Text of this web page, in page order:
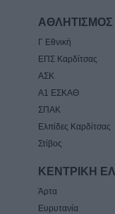
ΑΘΛΗΤΙΣΜΟΣ
Γ Εθνική
ΕΠΣ Καρδίτσας
ΑΣΚ
Α1 ΕΣΚΑΘ
ΣΠΑΚ
Ελπίδες Καρδίτσας
Στίβος
ΚΕΝΤΡΙΚΗ
Άρτα
Ευρυτανία